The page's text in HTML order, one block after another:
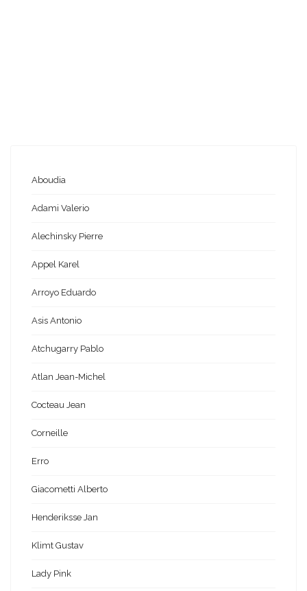
Aboudia
Adami Valerio
Alechinsky Pierre
Appel Karel
Arroyo Eduardo
Asis Antonio
Atchugarry Pablo
Atlan Jean-Michel
Cocteau Jean
Corneille
Erro
Giacometti Alberto
Henderiksse Jan
Klimt Gustav
Lady Pink